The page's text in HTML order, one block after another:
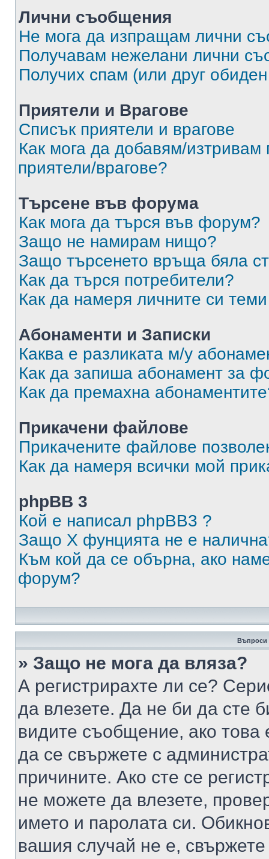
Лични съобщения
Не мога да изпращам лични
Получавам нежелани лични
Получих спам (или друг
Приятели и Врагове
Списък приятели и врагове
Как мога да добавям/изтривам
приятели/врагове?
Търсене във форума
Как мога да търся във форум?
Защо не намирам нищо?
Защо търсенето връща бяла
Как да търся потребители?
Как да намеря личните си
Абонаменти и Записки
Каква е разликата м/у
Как да запиша абонамент за
Как да премахна
Прикачени файлове
Прикачените файлове
Как да намеря всички мой
phpBB 3
Кой е написал phpBB3 ?
Защо X фунцията не е
Към кой да се обърна, ако
форум?
Въпроси
» Защо не мога да вляза?
А регистрирахте ли се?
да влезете. Да не би да сте
видите съобщение, ако това
да се свържете с
причините. Ако сте се
не можете да влезете,
името и паролата си.
вашия случай не е,